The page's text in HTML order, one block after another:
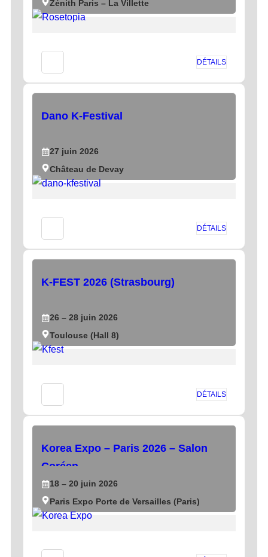
Zénith Paris – La Villette
DÉTAILS
Dano K-Festival
27 juin 2026
Château de Devay
DÉTAILS
K-FEST 2026 (Strasbourg)
26 – 28 juin 2026
Toulouse (Hall 8)
DÉTAILS
Korea Expo – Paris 2026 – Salon
Coréen
18 – 20 juin 2026
Paris Expo Porte de Versailles (Paris)